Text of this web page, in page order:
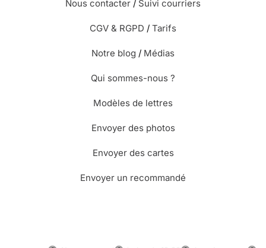
Nous contacter / Suivi courriers
CGV & RGPD / Tarifs
Notre blog / Médias
Qui sommes-nous ?
Modèles de lettres
Envoyer des photos
Envoyer des cartes
Envoyer un recommandé